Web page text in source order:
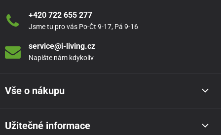
+420 722 655 277
Jsme tu pro vás Po-Čt 9-17, Pá 9-16
service@i-living.cz
Napište nám kdykoliv
Vše o nákupu
Užitečné informace